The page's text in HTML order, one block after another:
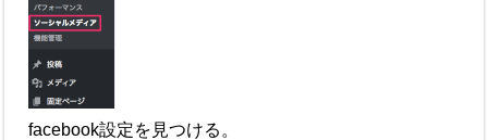
facebook設定を見つける。